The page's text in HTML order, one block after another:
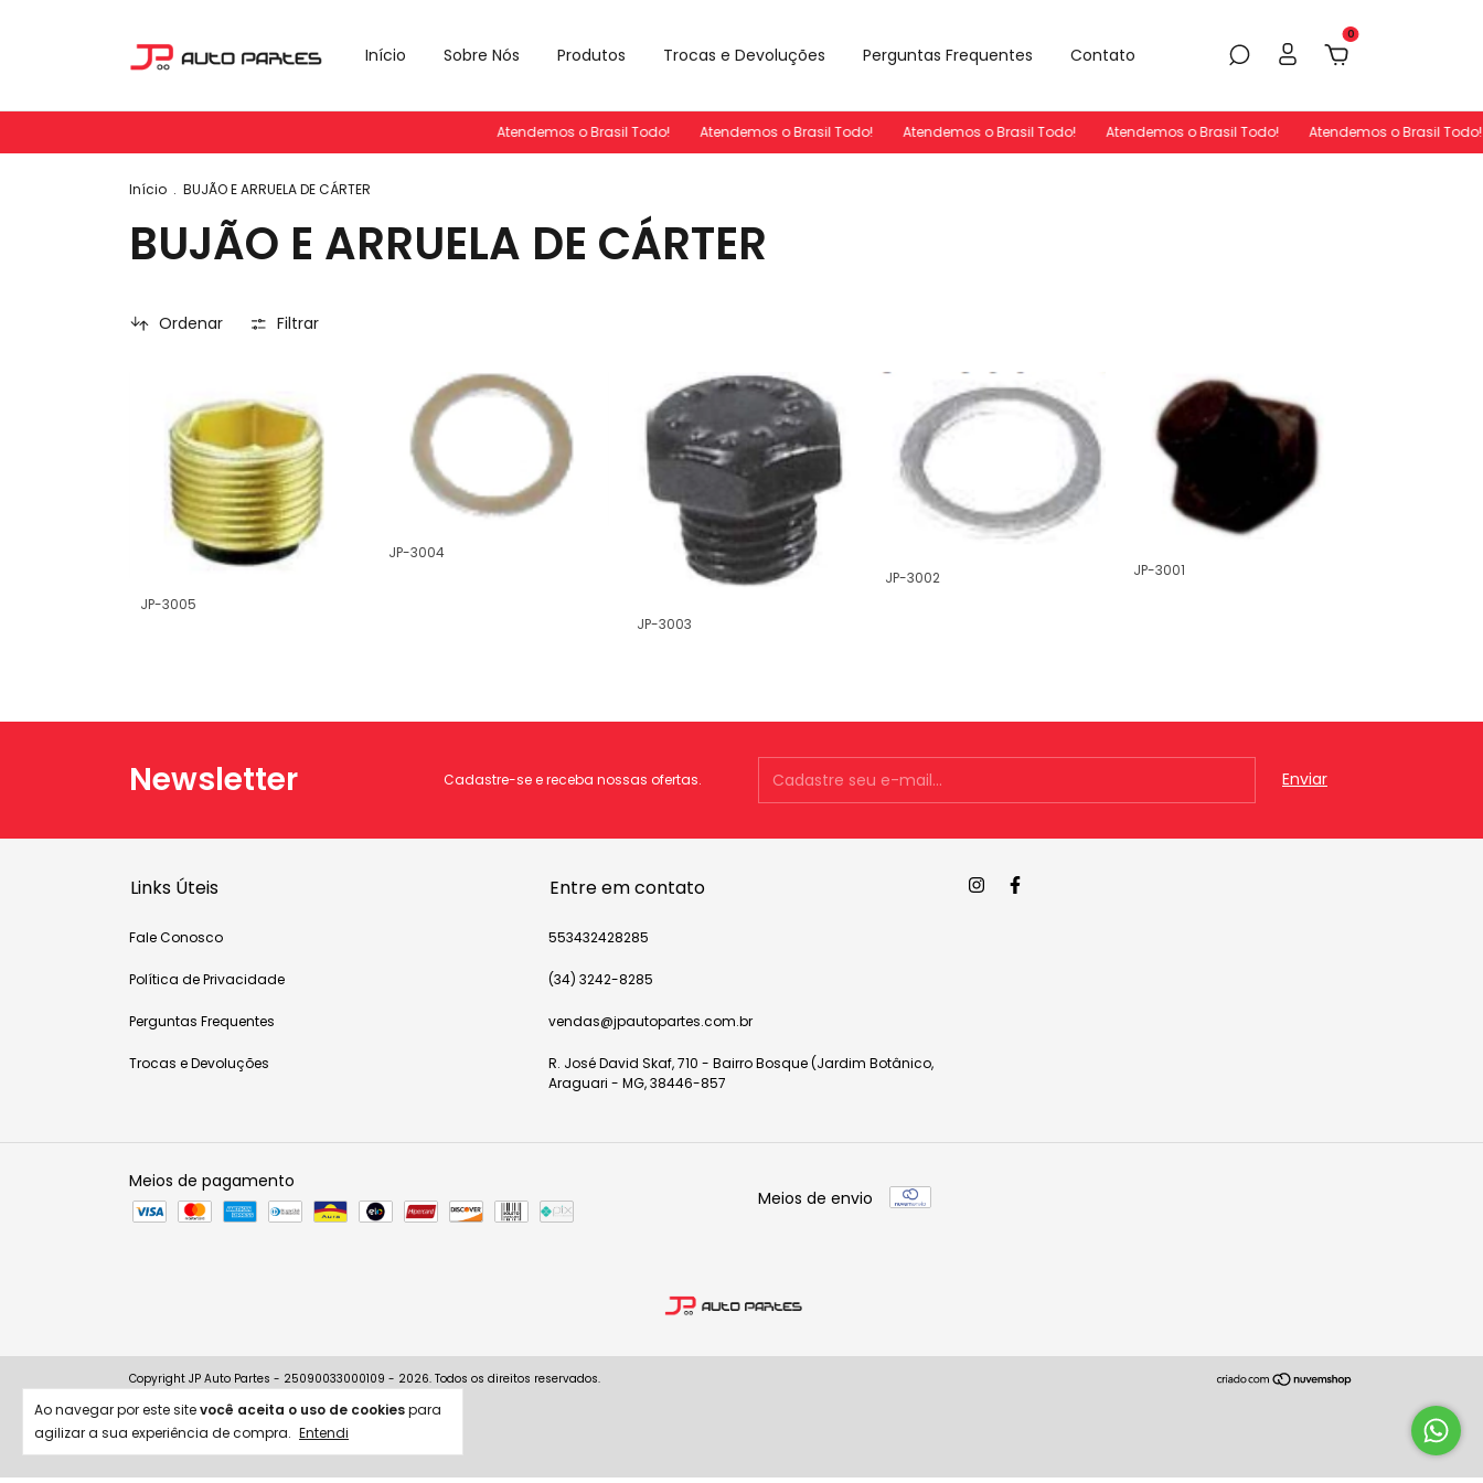
Início Sobre Nós Produtos Trocas e Devoluções Perguntas Frequentes Contato
0
Atendemos o Brasil Todo! Atendemos o Brasil Todo! Atendemos o Brasil Todo! Atendemos o Brasil Todo! Atendemos o Brasil Todo!
Ao navegar por este sitevocê aceita o uso de cookiespara
agilizar a sua experiência de compra. Entendi
Início . BUJÃO E ARRUELA DE CÁRTER
BUJÃO E ARRUELA DE CÁRTER
Ordenar Filtrar
JP-3005
JP-3004
JP-3003
JP-3002 JP-3001
Newsletter Cadastre-se e receba nossas ofertas.
Links Úteis
Fale Conosco
Política de Privacidade
Perguntas Frequentes
Trocas e Devoluções
Entre em contato
553432428285
(34) 3242-8285
vendas@jpautopartes.com.br
R. José David Skaf, 710 - Bairro Bosque (Jardim Botânico,
Araguari - MG, 38446-857
Meios de pagamento
Meios de envio
Copyright JP Auto Partes - 25090033000109 - 2026. Todos os direitos reservados.